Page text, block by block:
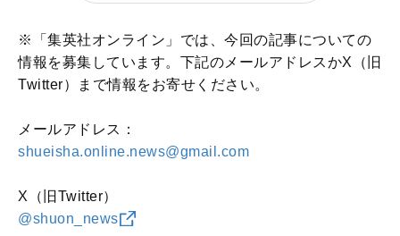
※「集英社オンライン」では、今回の記事についての
情報を募集しています。下記のメールアドレスかX（旧
Twitter）まで情報をお寄せください。
メールアドレス：
shueisha.online.news@gmail.com
X（旧Twitter）
@shuon_news